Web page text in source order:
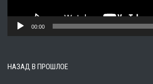
00:00
НАЗАД В ПРОШЛОЕ